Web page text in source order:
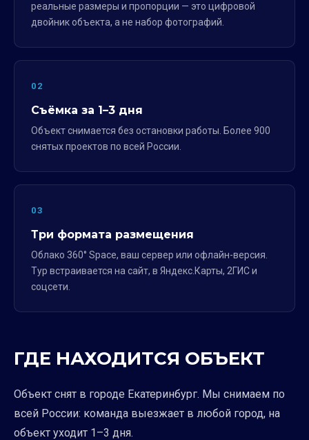
реальные размеры и пропорции — это цифровой
двойник объекта, а не набор фотографий.
02
Съёмка за 1–3 дня
Объект снимается без остановки работы. Более 900
снятых проектов по всей России.
03
Три формата размещения
Облако 360° Space, ваш сервер или офлайн-версия.
Тур встраивается на сайт, в Яндекс.Карты, 2ГИС и
соцсети.
ГДЕ НАХОДИТСЯ ОБЪЕКТ
Объект снят в городе Екатеринбург. Мы снимаем по
всей России: команда выезжает в любой город, на
объект уходит 1–3 дня.